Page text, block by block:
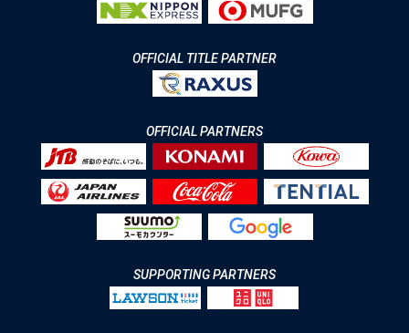
OFFICIAL TITLE PARTNER
OFFICIAL PARTNERS
SUPPORTING PARTNERS